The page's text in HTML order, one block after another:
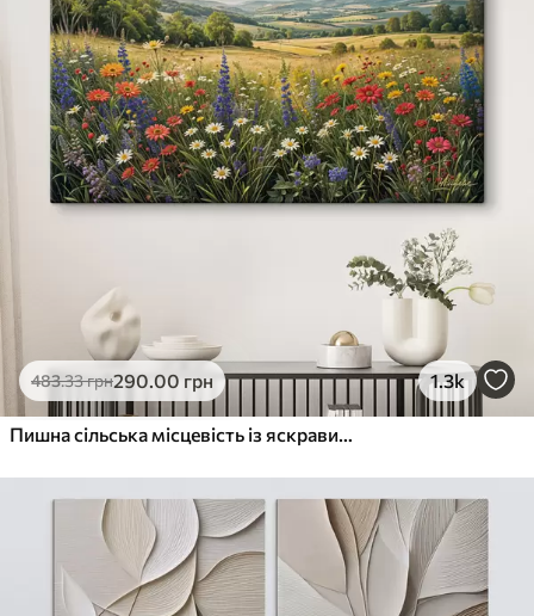
483.33грн290.00 грн 1.3k
Пишна сільська місцевість із яскравим лугом диких квітів, наповненим різнокольоровими квітами під хмарним небом